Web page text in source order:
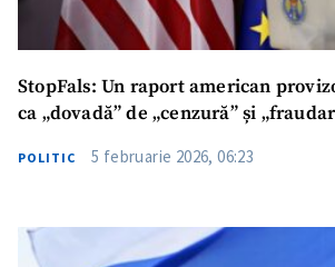
StopFals: Un raport american
ca „dovadă” de „cenzură” și
POLITIC 5 februarie 2026, 06:23
ȘTIREA MEA